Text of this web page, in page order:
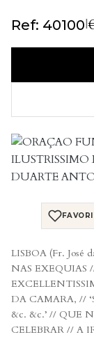
Ref: 40100|
LISBOA (Fr. José
NAS EXEQUIAS
DA CAMARA, //
&c. &c.’ // QUE
CELEBRAR // A